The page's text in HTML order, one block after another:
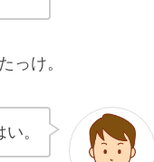
っけ。
。